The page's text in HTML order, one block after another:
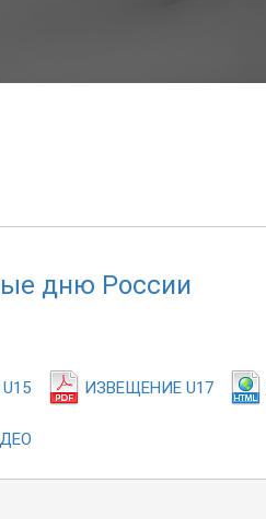
дню России
ИЗВЕЩЕНИЕ U17